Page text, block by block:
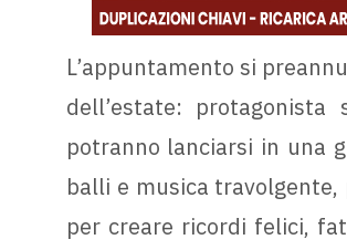
L’appuntamento si
dell’estate:
potranno lanciarsi in una
balli e musica travolgente,
per creare ricordi felici,